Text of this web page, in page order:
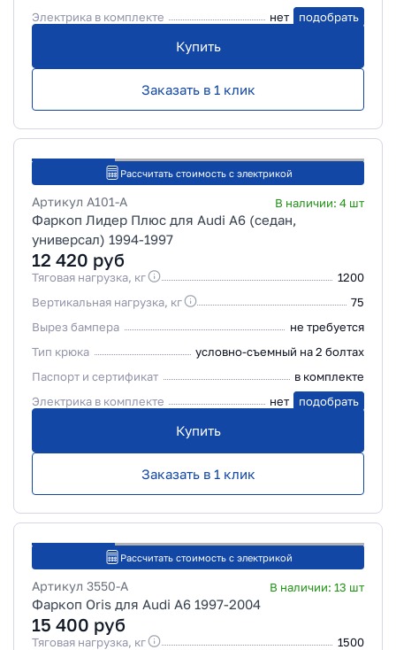
Электрика в комплекте
нет подобрать
Купить
Заказать в 1 клик
Рассчитать стоимость с электрикой
Артикул A101-A В наличии: 4 шт
Фаркоп Лидер Плюс для Audi A6 (седан,
универсал) 1994-1997
12 420 руб
Тяговая нагрузка, кг
1200
Вертикальная нагрузка, кг
75
Вырез бампера
не требуется
Тип крюка
условно-съемный на 2 болтах
Паспорт и сертификат
в комплекте
Электрика в комплекте
нет подобрать
Купить
Заказать в 1 клик
Рассчитать стоимость с электрикой
Артикул 3550-A В наличии: 13 шт
Фаркоп Oris для Audi A6 1997-2004
15 400 руб
Тяговая нагрузка, кг
1500